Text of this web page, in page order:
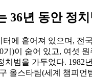
36년 동안 정
에 흩어져 있으며,
기)이 숨어 있고, 여섯
범을 가두었다. 1982
올스타팀(세계 챔피